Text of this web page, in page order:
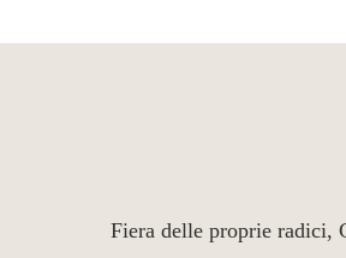
Fiera delle proprie radici,